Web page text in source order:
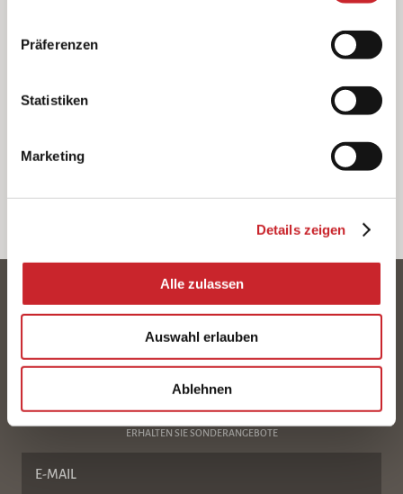
Präferenzen
Statistiken
Marketing
Details zeigen
Alle zulassen
Auswahl erlauben
Ablehnen
SOZIALMEDIEN
ERHALTEN SIE SONDERANGEBOTE